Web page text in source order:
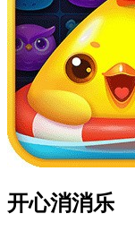
开心消消乐